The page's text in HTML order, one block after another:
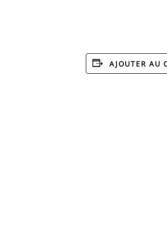
AJOUTER AU